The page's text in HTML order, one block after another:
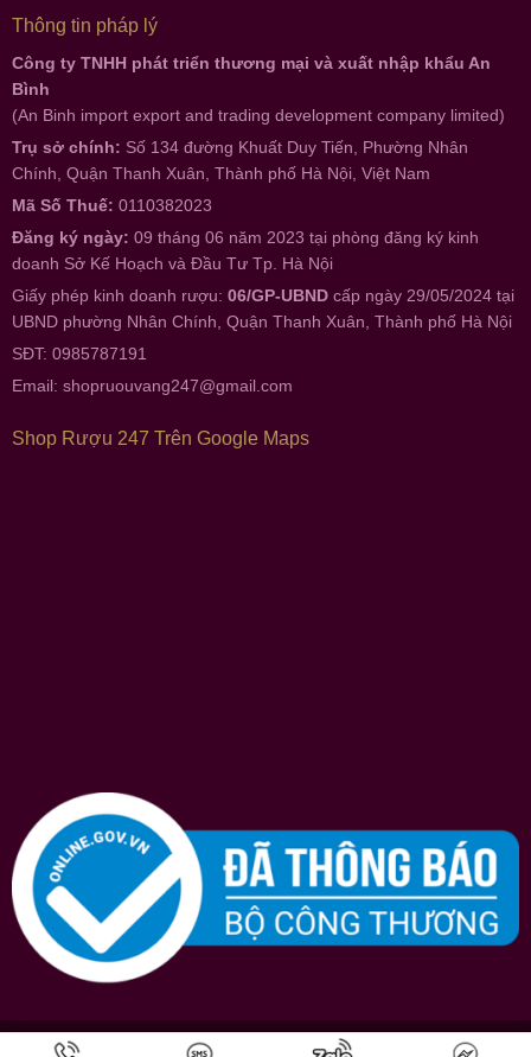
Thông tin pháp lý
Công ty TNHH phát triển thương mại và xuất nhập khẩu An
Bình
(An Binh import export and trading development company limited)
Trụ sở chính: Số 134 đường Khuất Duy Tiến, Phường Nhân
Chính, Quận Thanh Xuân, Thành phố Hà Nội, Việt Nam
Mã Số Thuế: 0110382023
Đăng ký ngày: 09 tháng 06 năm 2023 tại phòng đăng ký kinh
doanh Sở Kế Hoạch và Đầu Tư Tp. Hà Nội
Giấy phép kinh doanh rượu: 06/GP-UBND cấp ngày 29/05/2024 tại
UBND phường Nhân Chính, Quận Thanh Xuân, Thành phố Hà Nội
SĐT: 0985787191
Email: shopruouvang247@gmail.com
Shop Rượu 247 Trên Google Maps
Bản quyền © 2026 Shopruou247.com
chúng tôi luôn nỗ lực hết mình vì sự